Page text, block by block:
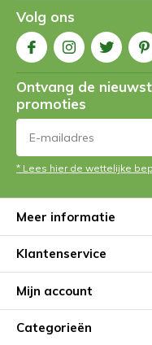
Volg ons
Ontvang de
promoties
* Lees hier de wettelijke
Meer informatie
Klantenservice
Mijn account
Categorieën